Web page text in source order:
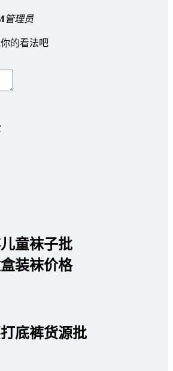
管理员
的看法吧
童袜子批
装袜价格
底裤货源批